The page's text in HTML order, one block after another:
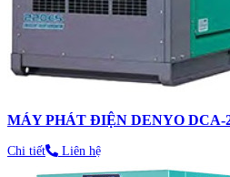
MÁY PHÁT ĐIỆN DENYO DCA-
Chi tiết Liên hệ